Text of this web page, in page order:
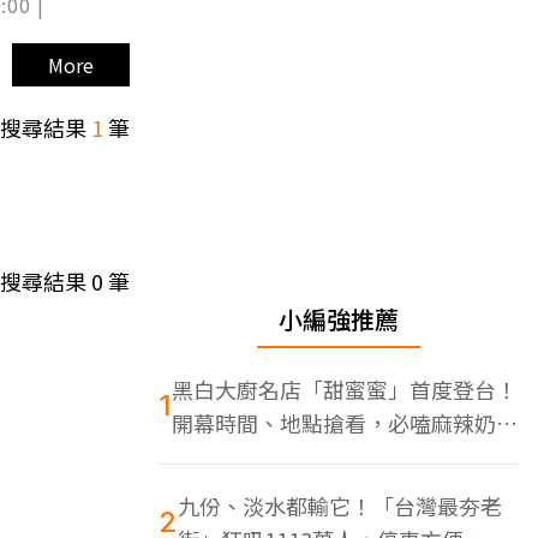
More
搜尋結果 1筆
搜尋結果0筆
小編強推薦
1黑白大廚名店「甜蜜蜜」首度登台！
開幕時間、地點搶看，必嗑麻辣奶油
蝦
2九份、淡水都輸它！「台灣最夯老